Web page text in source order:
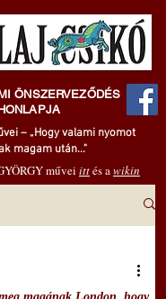
ÖNSZERVEZŐDÉS
– „Hogy valami nyomot
magam után..."
művei ittés awikin